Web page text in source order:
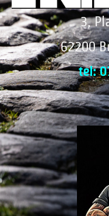
3,
62200
tel: